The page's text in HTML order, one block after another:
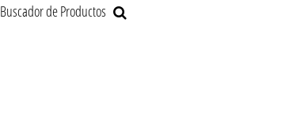
Buscador de Productos